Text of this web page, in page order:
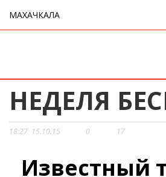
МАХАЧКАЛА
НЕДЕЛЯ
18:27 15.10.15 0 17
Известный